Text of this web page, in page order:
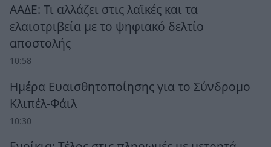
ΑΑΔΕ: Τι αλλάζει στις λαϊκές και τα
ελαιοτριβεία με το ψηφιακό δελτίο
αποστολής
10:58
Ημέρα Ευαισθητοποίησης για το Σύνδρομο
Κλιπέλ-Φάιλ
10:30